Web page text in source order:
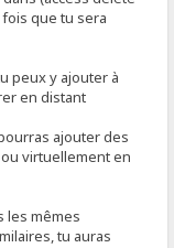
que tu sera
peux y ajouter à
en distant
ajouter des
virtuellement en
les mêmes
tu auras